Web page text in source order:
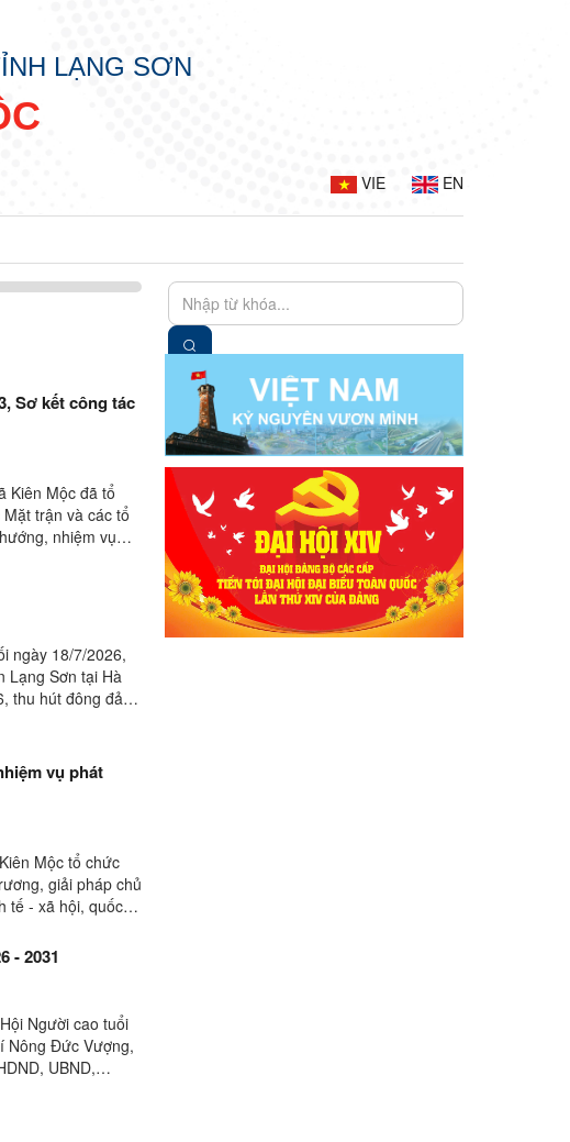
LẠNG SƠN
VIE EN
Sơ kết công tác
Kiên Mộc đã tổ
trận và các tổ
nhiệm vụ
ngày 18/7/2026,
Lạng Sơn tại Hà
thu hút đông đảo
vụ phát
Mộc tổ chức
giải pháp chủ
tế - xã hội, quốc
- 2031
Người cao tuổi
Nông Đức Vượng,
UBND,